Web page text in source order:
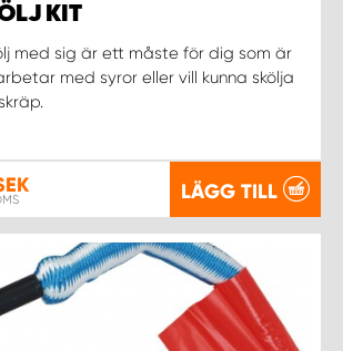
KIT
med sig är ett måste för dig som är
med syror eller vill kunna skölja
LÄGG TILL